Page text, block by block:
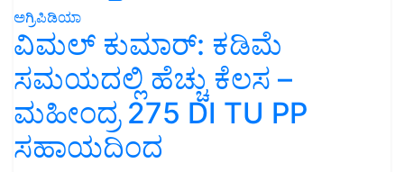
ಅಗ್ರಿಪಿಡಿಯಾ
ವಿಮಲ್ ಕುಮಾರ್: ಕಡಿಮೆ
ಸಮಯದಲ್ಲಿ ಹೆಚ್ಚು ಕೆಲಸ –
ಮಹೀಂದ್ರ 275 DI TU PP
ಸಹಾಯದಿಂದ